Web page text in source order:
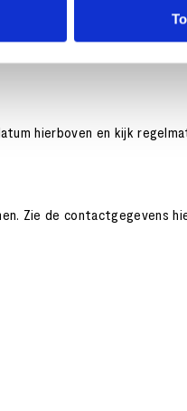
zijn. We passen de
hierboven en kijk
Zie de contactgegevens